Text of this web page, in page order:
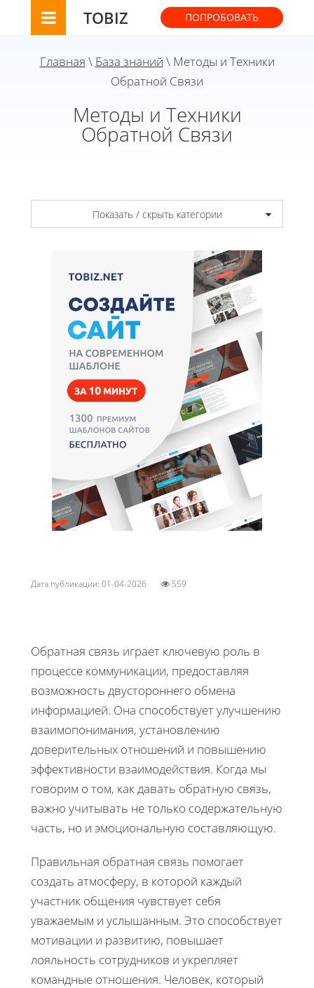
TOBIZ ПОПРОБОВАТЬ
Главная \ База знаний \ Методы и Техники
Обратной Связи
Методы и Техники
Обратной Связи
Показать / скрыть категории
Дата публикации: 01-04-2026 559
Обратная связь играет ключевую роль в
процессе коммуникации, предоставляя
возможность двустороннего обмена
информацией. Она способствует улучшению
взаимопонимания, установлению
доверительных отношений и повышению
эффективности взаимодействия. Когда мы
говорим о том, как давать обратную связь,
важно учитывать не только содержательную
часть, но и эмоциональную составляющую.
Правильная обратная связь помогает
создать атмосферу, в которой каждый
участник общения чувствует себя
уважаемым и услышанным. Это способствует
мотивации и развитию, повышает
лояльность сотрудников и укрепляет
командные отношения. Человек, который